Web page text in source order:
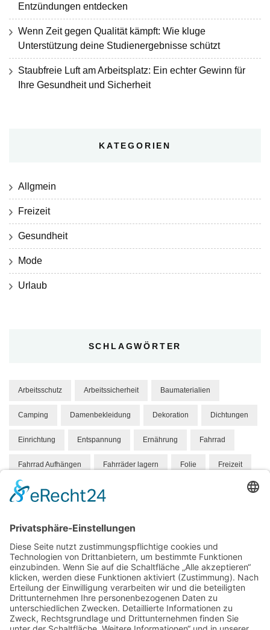
Entzündungen entdecken
Wenn Zeit gegen Qualität kämpft: Wie kluge
Unterstützung deine Studienergebnisse schützt
Staubfreie Luft am Arbeitsplatz: Ein echter Gewinn für
Ihre Gesundheit und Sicherheit
KATEGORIEN
Allgmein
Freizeit
Gesundheit
Mode
Urlaub
SCHLAGWÖRTER
Arbeitsschutz Arbeitssicherheit Baumaterialien
Camping Damenbekleidung Dekoration Dichtungen
Einrichtung Entspannung Ernährung Fahrrad
Fahrrad Aufhängen Fahrräder lagern Folie Freizeit
Gesundheit Hund
Medizin Mode Möbel Orthopädisch
Personalisieren Pflege Produkt Roboter
Schuhe Skandinavien Sport Stahl